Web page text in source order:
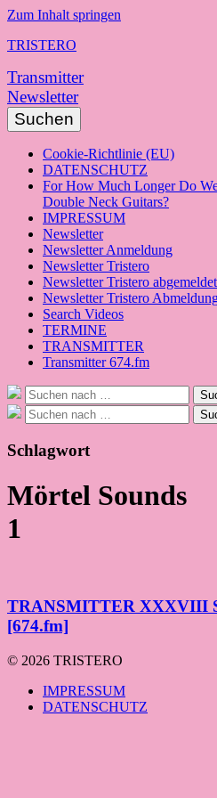
Zum Inhalt springen
TRISTERO
Transmitter
Newsletter
Suchen
Cookie-Richtlinie (EU)
DATENSCHUTZ
For How Much Longer Do
Double Neck Guitars?
IMPRESSUM
Newsletter
Newsletter Anmeldung
Newsletter Tristero
Newsletter Tristero abgemeldet
Newsletter Tristero
Search Videos
TERMINE
TRANSMITTER
Transmitter 674.fm
Suche
nach:
Suche
nach:
Schlagwort
Mörtel Sounds
1
TRANSMITTER XXXVIII
[674.fm]
© 2026 TRISTERO
IMPRESSUM
DATENSCHUTZ